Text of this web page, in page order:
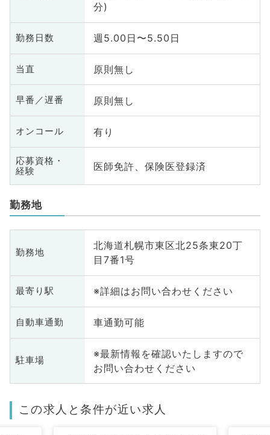
分)
勤務日数 週5.00日〜5.50日
当直 原則無し
早番／遅番 原則無し
オンコール 有り
応募資格・
経験
医師免許、保険医登録済
勤務地
勤務地
北海道札幌市東区北25条東20丁
目7番1号
最寄り駅 ※詳細はお問い合わせください
自動車通勤 車通勤可能
駐車場
※最新情報を確認いたしますので
お問い合わせください
この求人と条件が近い求人